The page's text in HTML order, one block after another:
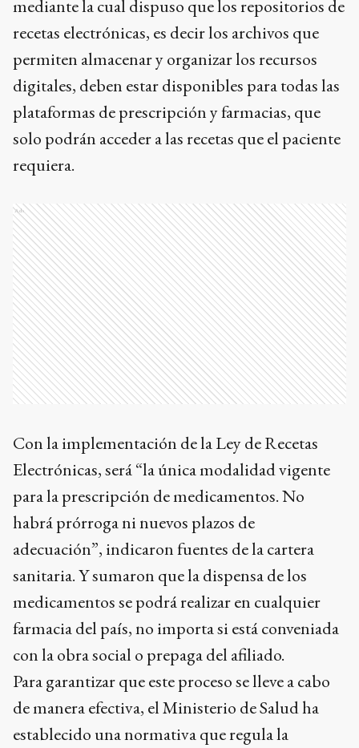
mediante la cual dispuso que los repositorios de
recetas electrónicas, es decir los archivos que
permiten almacenar y organizar los recursos
digitales, deben estar disponibles para todas las
plataformas de prescripción y farmacias, que
solo podrán acceder a las recetas que el paciente
requiera.
Ads
Con la implementación de la Ley de Recetas
Electrónicas, será “la única modalidad vigente
para la prescripción de medicamentos. No
habrá prórroga ni nuevos plazos de
adecuación”, indicaron fuentes de la cartera
sanitaria. Y sumaron que la dispensa de los
medicamentos se podrá realizar en cualquier
farmacia del país, no importa si está conveniada
con la obra social o prepaga del afiliado.
Para garantizar que este proceso se lleve a cabo
de manera efectiva, el Ministerio de Salud ha
establecido una normativa que regula la